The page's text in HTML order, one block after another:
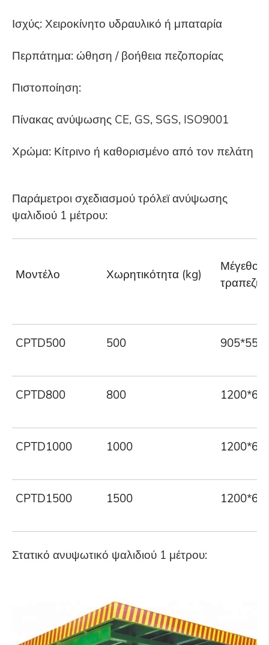
Ισχύς: Χειροκίνητο υδραυλικό ή μπαταρία
Περπάτημα: ώθηση / βοήθεια πεζοπορίας
Πιστοποίηση:
Πίνακας ανύψωσης CE, GS, SGS, ISO9001
Χρώμα: Κίτρινο ή καθορισμένο από τον πελάτη
Παράμετροι σχεδιασμού τρόλεϊ ανύψωσης
ψαλιδιού 1 μέτρου:
Μοντέλο Χωρητικότητα (kg)
Μέγεθος
CPTD500 500 905*550
CPTD800 800
CPTD1000 1000
CPTD1500 1500
Στατικό ανυψωτικό ψαλιδιού 1 μέτρου: